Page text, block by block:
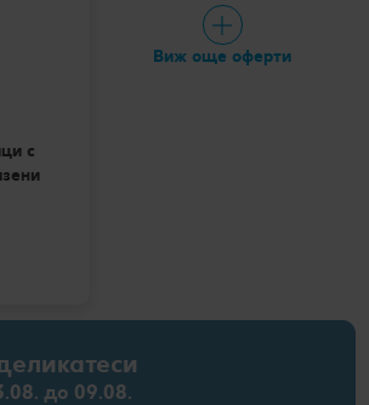
с
Виж още оферти
до 09.08.